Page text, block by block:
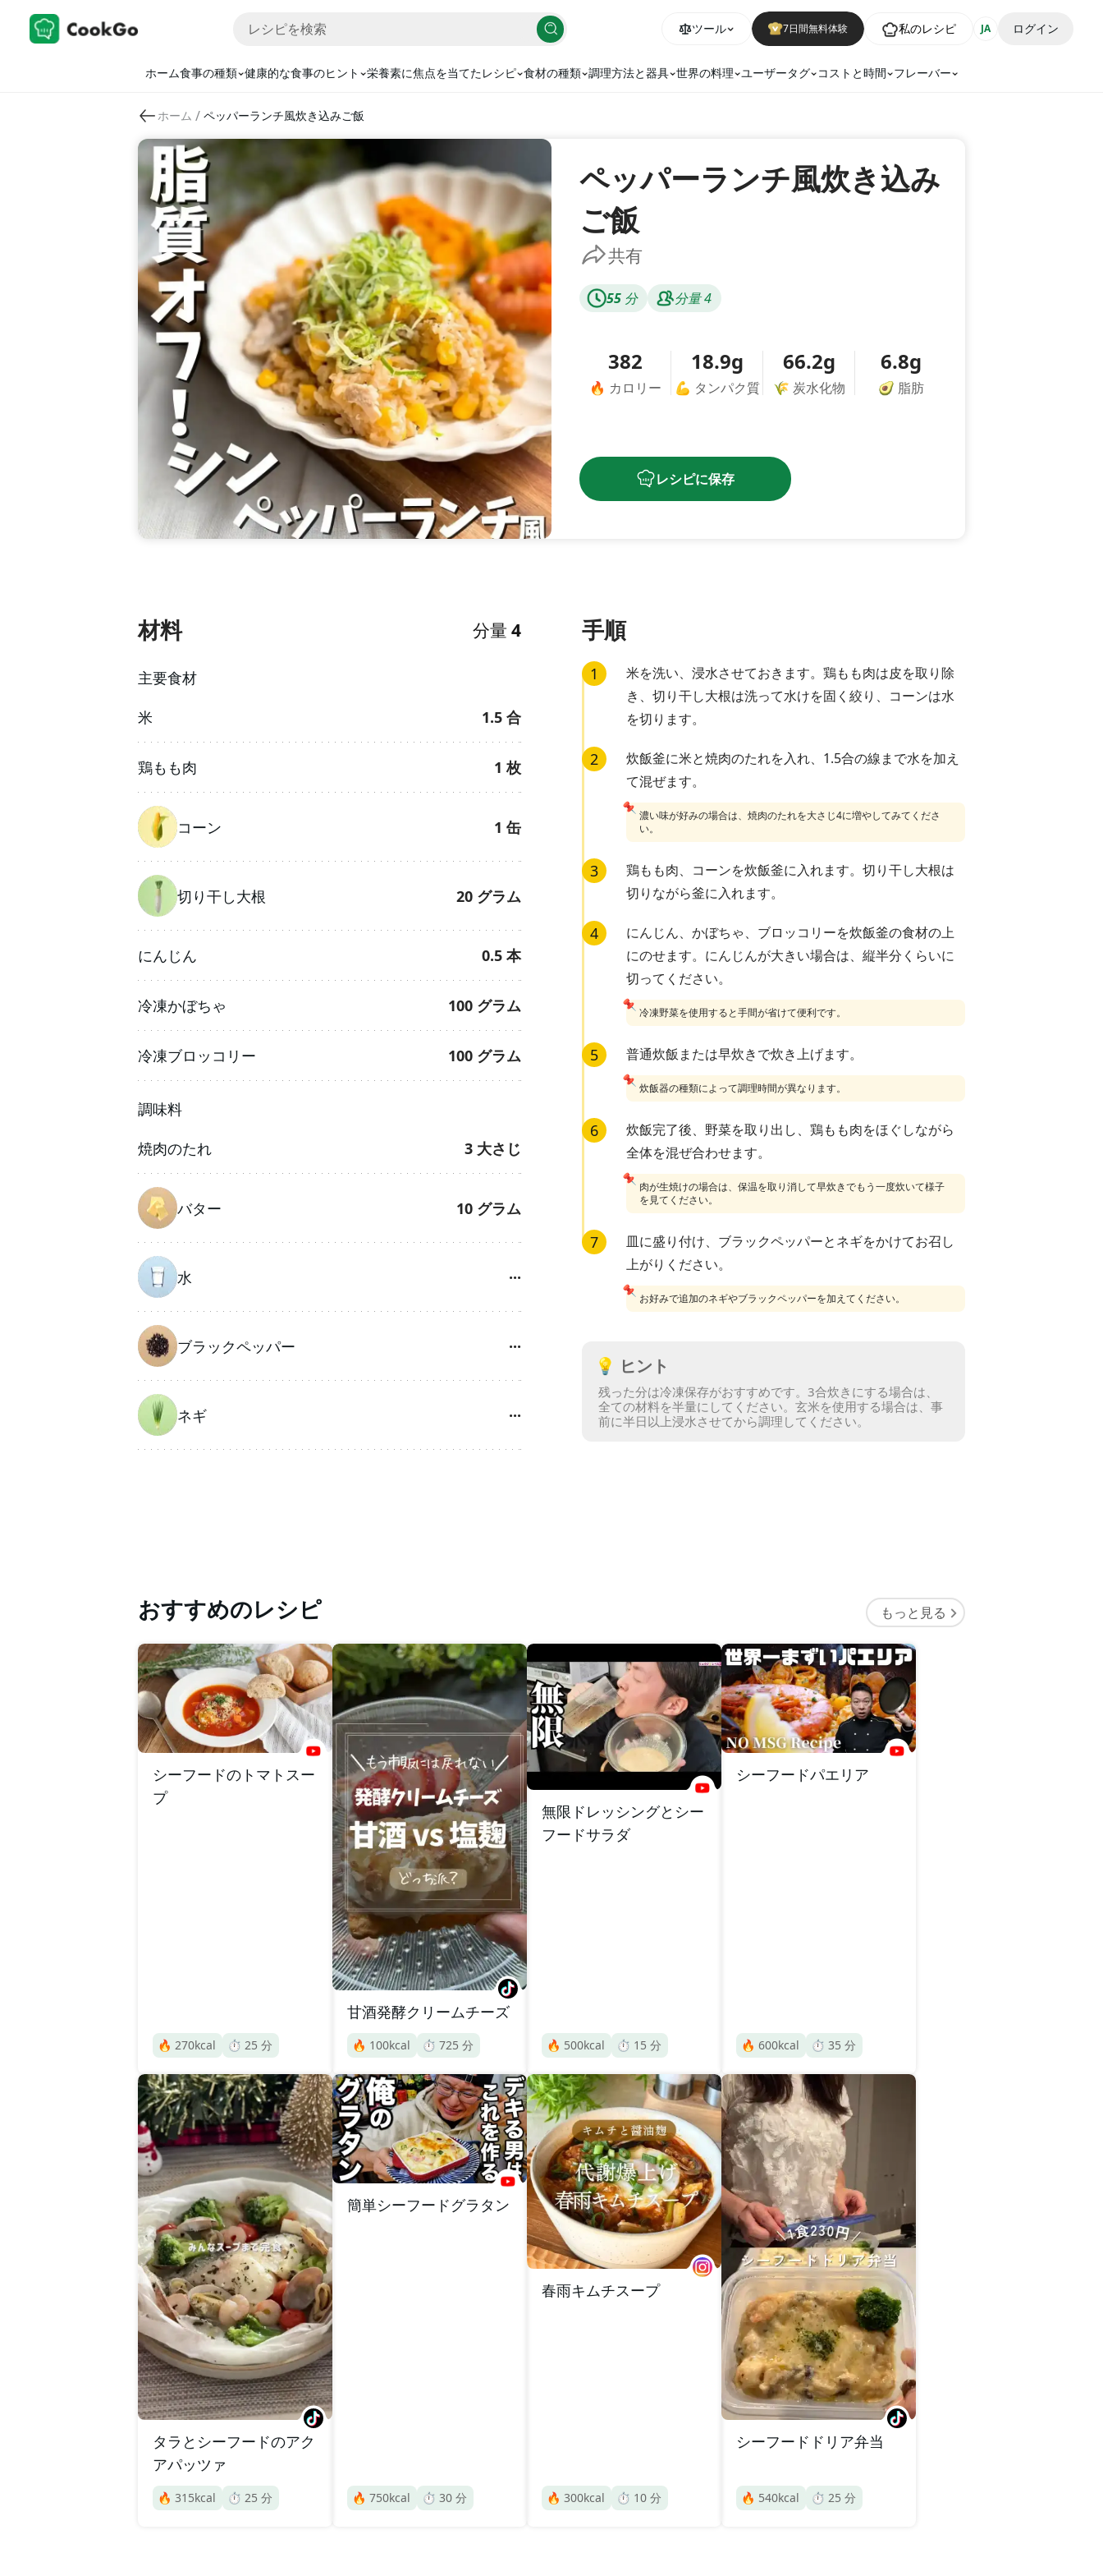
ツール 7日間無料体験 私のレシピ JA ログイン
ホーム食事の種類 健康的な食事のヒント 栄養素に焦点を当てたレシピ 食材の種類 調理方法と器具 世界の料理 ユーザータグ コストと時間 フレーバー
ホーム / ペッパーランチ風炊き込みご飯
ペッパーランチ風炊き込み
ご飯
共有
55 分 分量 4
382
🔥 カロリー
18.9g
💪 タンパク質
66.2g
🌾 炭水化物
6.8g
🥑 脂肪
レシピに保存
材料 分量 4
主要食材
米
1.5 合
鶏もも肉 1 枚
コーン 1 缶
切り干し大根 20 グラム
にんじん 0.5 本
冷凍かぼちゃ 100 グラム
冷凍ブロッコリー 100 グラム
調味料
焼肉のたれ
3 大さじ
バター 10 グラム
水 ···
ブラックペッパー ···
ネギ ···
手順
1
米を洗い、浸水させておきます。鶏もも肉は皮を取り除
き、切り干し大根は洗って水けを固く絞り、コーンは水
を切ります。
2
炊飯釜に米と焼肉のたれを入れ、1.5合の線まで水を加え
て混ぜます。
濃い味が好みの場合は、焼肉のたれを大さじ4に増やしてみてくださ
い。
📌
3
鶏もも肉、コーンを炊飯釜に入れます。切り干し大根は
切りながら釜に入れます。
4
にんじん、かぼちゃ、ブロッコリーを炊飯釜の食材の上
にのせます。にんじんが大きい場合は、縦半分くらいに
切ってください。
冷凍野菜を使用すると手間が省けて便利です。
📌
5 普通炊飯または早炊きで炊き上げます。
炊飯器の種類によって調理時間が異なります。
📌
6
炊飯完了後、野菜を取り出し、鶏もも肉をほぐしながら
全体を混ぜ合わせます。
肉が生焼けの場合は、保温を取り消して早炊きでもう一度炊いて様子
を見てください。
📌
7
皿に盛り付け、ブラックペッパーとネギをかけてお召し
上がりください。
お好みで追加のネギやブラックペッパーを加えてください。
📌
💡 ヒント
残った分は冷凍保存がおすすめです。 3合炊きにする場合は、
全ての材料を半量にしてください。 玄米を使用する場合は、事
前に半日以上浸水させてから調理してください。
おすすめのレシピ もっと見る
シーフードのトマトスー
プ
🔥 270kcal ⏱️ 25 分
甘酒発酵クリームチーズ
🔥 100kcal ⏱️ 725 分
無限ドレッシングとシー
フードサラダ
🔥 500kcal ⏱️ 15 分
シーフードパエリア
🔥 600kcal ⏱️ 35 分
タラとシーフードのアク
アパッツァ
🔥 315kcal ⏱️ 25 分
簡単シーフードグラタン
🔥 750kcal ⏱️ 30 分
春雨キムチスープ
🔥 300kcal ⏱️ 10 分
シーフードドリア弁当
🔥 540kcal ⏱️ 25 分